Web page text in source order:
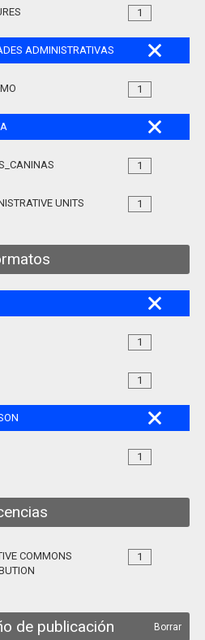
1
ADMINISTRATIVAS
1
1
1
UNITS
1
1
1
1
COMMONS
de publicación Borrar